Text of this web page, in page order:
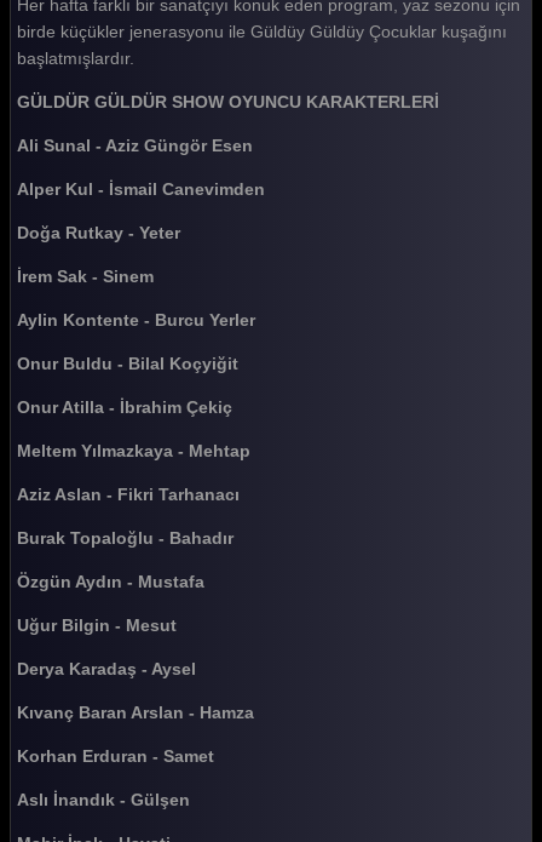
Güldür güldür 424. Bölüm
Güldür güldür 423. Bölüm
Güldür güldür 422. Bölüm
Güldür güldür 421. Bölüm
Güldür güldür 420. Bölüm
Güldür güldür 419. Bölüm
Güldür güldür 418. Bölüm
Güldür güldür 417. Bölüm
Güldür güldür 416. Bölüm
Güldür güldür 415. Bölüm
Güldür güldür 414. Bölüm
Güldür güldür 413. Bölüm
Güldür güldür 412. Bölüm
Güldür güldür 411. Bölüm
Güldür güldür 410. Bölüm
Güldür güldür 409. Bölüm
Güldür güldür 408. Bölüm
Güldür güldür 407. Bölüm
Güldür güldür 406. Bölüm
Güldür güldür 405. Bölüm
Her hafta farklı bir sanatçıyı konuk eden program, yaz sezonu için
birde küçükler jenerasyonu ile Güldüy Güldüy Çocuklar kuşağını
başlatmışlardır.
GÜLDÜR GÜLDÜR SHOW OYUNCU KARAKTERLERİ
Ali Sunal - Aziz Güngör Esen
Alper Kul - İsmail Canevimden
Doğa Rutkay - Yeter
İrem Sak - Sinem
Aylin Kontente - Burcu Yerler
Onur Buldu - Bilal Koçyiğit
Onur Atilla - İbrahim Çekiç
Meltem Yılmazkaya - Mehtap
Aziz Aslan - Fikri Tarhanacı
Burak Topaloğlu - Bahadır
Özgün Aydın - Mustafa
Uğur Bilgin - Mesut
Derya Karadaş - Aysel
Kıvanç Baran Arslan - Hamza
Korhan Erduran - Samet
Aslı İnandık - Gülşen